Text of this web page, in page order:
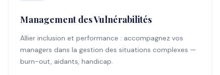
Management des Vulnérabilités
Allier inclusion et performance : accompagnez vos
managers dans la gestion des situations complexes —
burn-out, aidants, handicap.